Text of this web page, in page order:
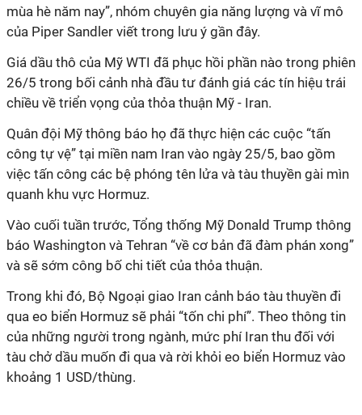
mùa hè năm nay”, nhóm chuyên gia năng lượng và vĩ mô
của Piper Sandler viết trong lưu ý gần đây.
Giá dầu thô của Mỹ WTI đã phục hồi phần nào trong phiên
26/5 trong bối cảnh nhà đầu tư đánh giá các tín hiệu trái
chiều về triển vọng của thỏa thuận Mỹ - Iran.
Quân đội Mỹ thông báo họ đã thực hiện các cuộc “tấn
công tự vệ” tại miền nam Iran vào ngày 25/5, bao gồm
việc tấn công các bệ phóng tên lửa và tàu thuyền gài mìn
quanh khu vực Hormuz.
Vào cuối tuần trước, Tổng thống Mỹ Donald Trump thông
báo Washington và Tehran “về cơ bản đã đàm phán xong”
và sẽ sớm công bố chi tiết của thỏa thuận.
Trong khi đó, Bộ Ngoại giao Iran cảnh báo tàu thuyền đi
qua eo biển Hormuz sẽ phải “tốn chi phí”. Theo thông tin
của những người trong ngành, mức phí Iran thu đối với
tàu chở dầu muốn đi qua và rời khỏi eo biển Hormuz vào
khoảng 1 USD/thùng.